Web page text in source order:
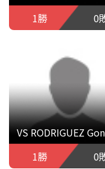
1勝
0
VS RODRIGUEZ
1勝
0